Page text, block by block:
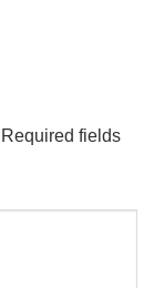
Required fields